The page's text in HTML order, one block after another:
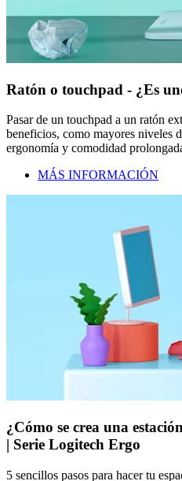
Ratón o touchpad - ¿Es
Pasar de un touchpad a un ratón
beneficios, como mayores niveles
ergonomía y comodidad
MÁS INFORMACIÓN
¿Cómo se crea una
| Serie Logitech Ergo
5 sencillos pasos para hacer tu